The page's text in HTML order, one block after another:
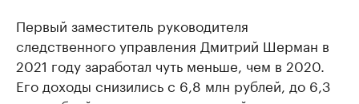
Первый заместитель руководителя
следственного управления Дмитрий Шерман в
2021 году заработал чуть меньше, чем в 2020.
Его доходы снизились с 6,8 млн рублей, до 6,3